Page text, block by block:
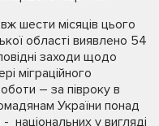
шести місяців цього
області виявлено 54
заходи щодо
міграційного
– за півроку в
України понад
національних у вигляді